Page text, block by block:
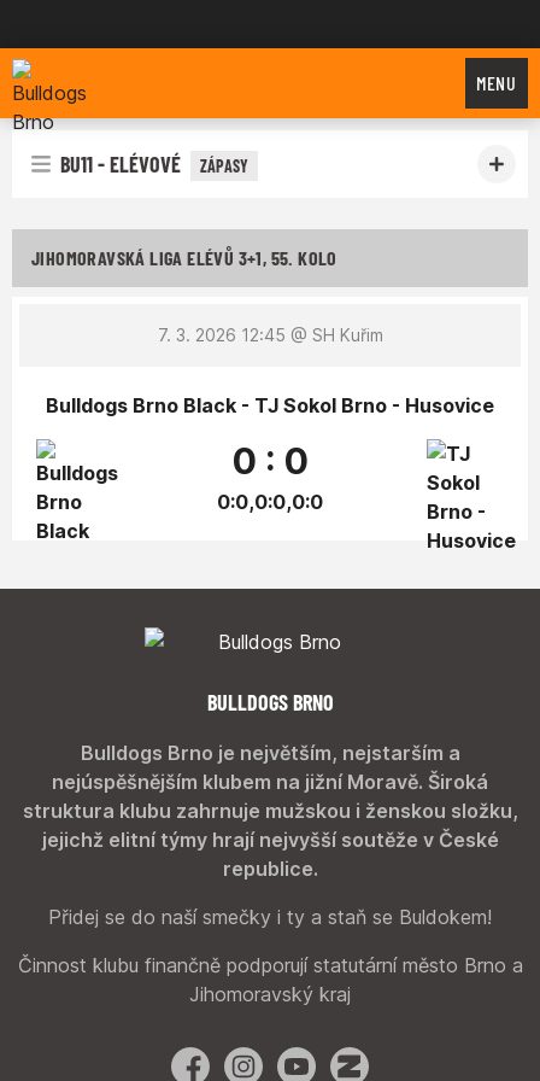
Bulldogs Brno
MENU
BU11 - ELÉVOVÉ ZÁPASY
JIHOMORAVSKÁ LIGA ELÉVŮ 3+1, 55. KOLO
7. 3. 2026 12:45 @ SH Kuřim
Bulldogs Brno Black - TJ Sokol Brno - Husovice
0 : 0
0:0,0:0,0:0
BULLDOGS BRNO
Bulldogs Brno je největším, nejstarším a
nejúspěšnějším klubem na jižní Moravě. Široká
struktura klubu zahrnuje mužskou i ženskou složku,
jejichž elitní týmy hrají nejvyšší soutěže v České
republice.
Přidej se do naší smečky i ty a staň se Buldokem!
Činnost klubu finančně podporují statutární město Brno a
Jihomoravský kraj